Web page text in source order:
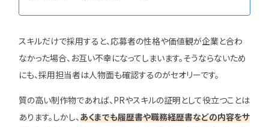
スキルだけで採用すると、応募者の性格や価値観が企業と合わ
なかった場合、お互い不幸になってしまいます。そうならないため
にも、採用担当者は人物面も確認するのがセオリーです。
質の高い制作物であれば、PRやスキルの証明として役立つことは
あります。しかし、あくまでも履歴書や職務経歴書などの内容をサ